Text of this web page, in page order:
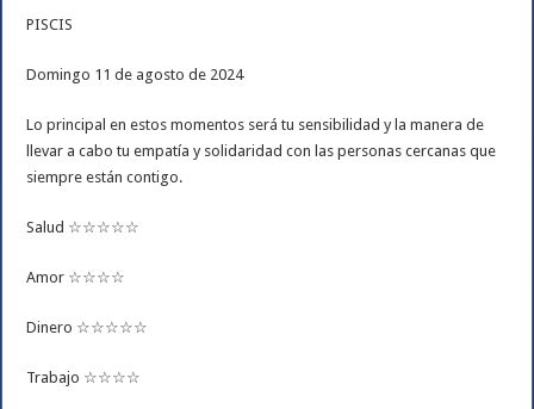
PISCIS
Domingo 11 de agosto de 2024
Lo principal en estos momentos será tu sensibilidad y la manera de
llevar a cabo tu empatía y solidaridad con las personas cercanas que
siempre están contigo.
Salud ☆☆☆☆☆
Amor ☆☆☆☆
Dinero ☆☆☆☆☆
Trabajo ☆☆☆☆